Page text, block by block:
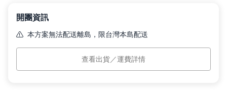
租屋小家電
熱銷排行
開團資訊
本方案無法配送離島，限台灣本島配送
本島運費
$0
訂單付款完成後 7 個工作日內依訂單順序出貨。
查看出貨／運費詳情